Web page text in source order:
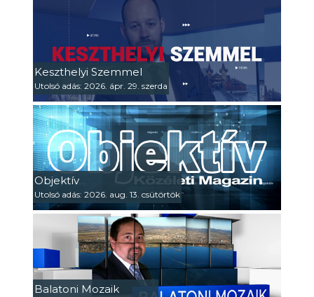
Keszthelyi Szemmel
Utolsó adás: 2026. ápr. 29. szerda
Objektív
Utolsó adás: 2026. aug. 13. csütörtök
Balatoni Mozaik